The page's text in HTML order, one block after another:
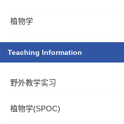
植物学
Teaching Information
野外教学实习
植物学(SPOC)